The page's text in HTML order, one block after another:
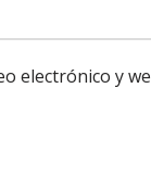
electrónico y